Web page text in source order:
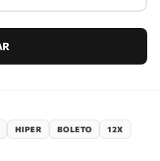
HIPER BOLETO 12X